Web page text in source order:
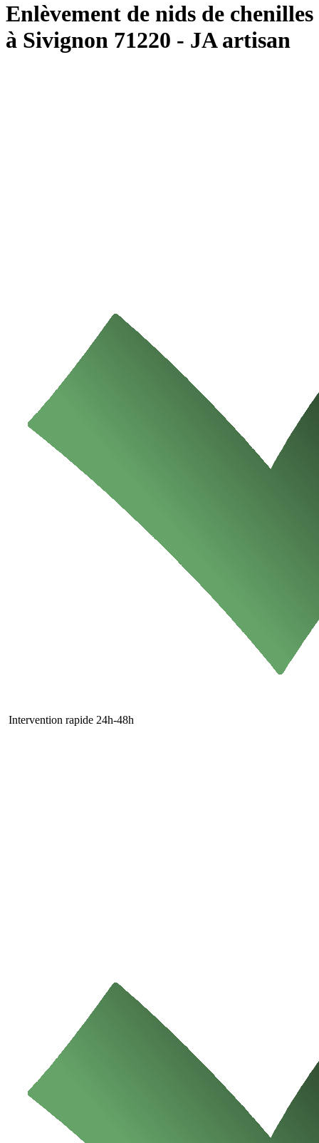
Enlèvement de nids de chenilles
à Sivignon 71220 - JA artisan
Intervention rapide 24h-48h